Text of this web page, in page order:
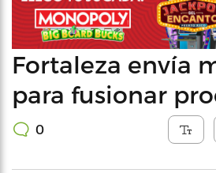
Fortaleza envía
para fusionar
0